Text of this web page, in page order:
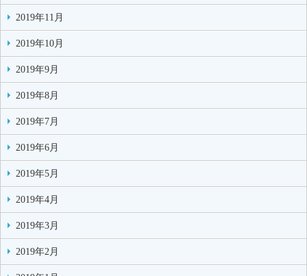
2019年11月
2019年10月
2019年9月
2019年8月
2019年7月
2019年6月
2019年5月
2019年4月
2019年3月
2019年2月